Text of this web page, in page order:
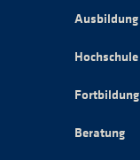
Ausbildung
Hochschule
Fortbildung
Beratung